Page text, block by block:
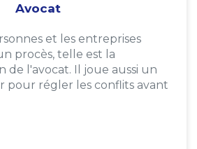
Avocat
et les entreprises
procès, telle est la
de l'avocat. Il joue aussi un
pour régler les conflits avant